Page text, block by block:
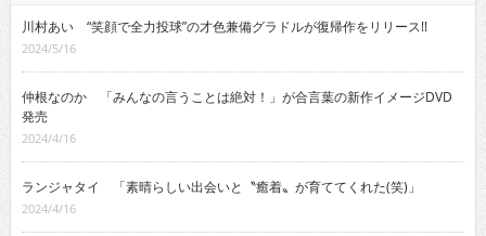
川村あい “笑顔で全力投球”の才色兼備グラドルが復帰作をリリース!!
2024/5/16
仲根なのか 「みんなの言うことは絶対！」が合言葉の新作イメージDVD
発売
2024/4/16
ランジャタイ 「素晴らしい出会いと〝癒着〟が育ててくれた(笑)」
2024/4/16